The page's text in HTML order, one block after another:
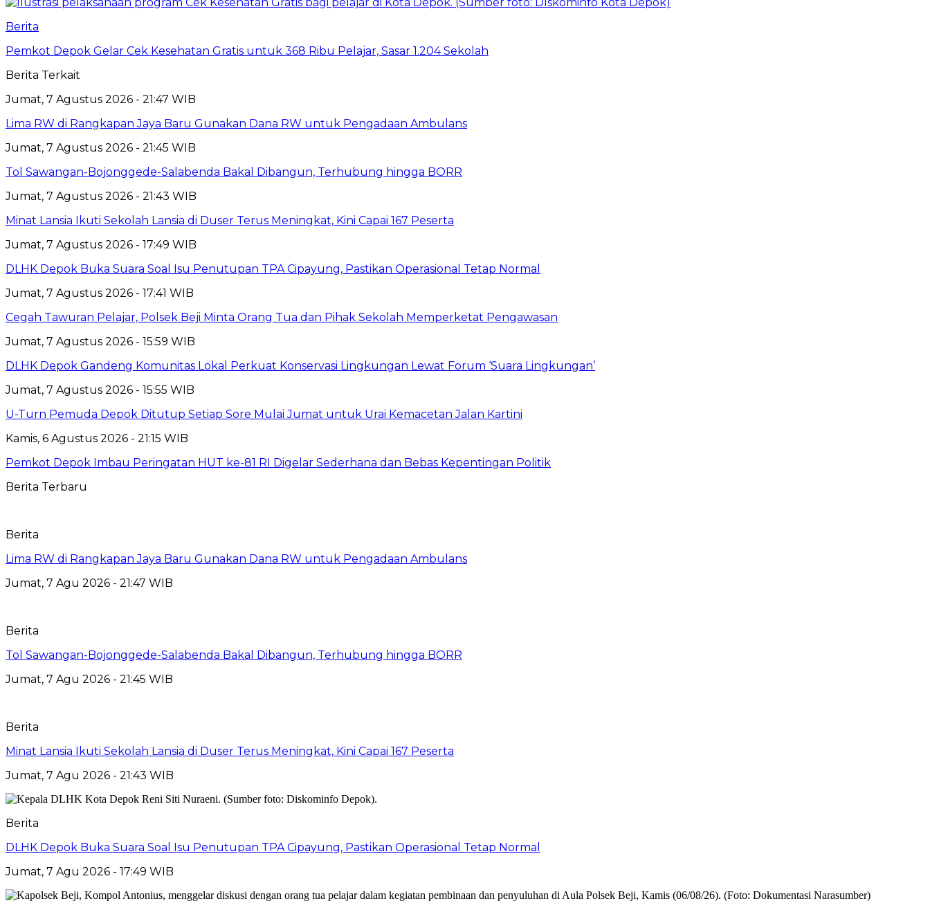
Berita
Pemkot Depok Gelar Cek Kesehatan Gratis untuk 368 Ribu Pelajar, Sasar 1.204 Sekolah
Berita Terkait
Jumat, 7 Agustus 2026 - 21:47 WIB
Lima RW di Rangkapan Jaya Baru Gunakan Dana RW untuk Pengadaan Ambulans
Jumat, 7 Agustus 2026 - 21:45 WIB
Tol Sawangan-Bojonggede-Salabenda Bakal Dibangun, Terhubung hingga BORR
Jumat, 7 Agustus 2026 - 21:43 WIB
Minat Lansia Ikuti Sekolah Lansia di Duser Terus Meningkat, Kini Capai 167 Peserta
Jumat, 7 Agustus 2026 - 17:49 WIB
DLHK Depok Buka Suara Soal Isu Penutupan TPA Cipayung, Pastikan Operasional Tetap Normal
Jumat, 7 Agustus 2026 - 17:41 WIB
Cegah Tawuran Pelajar, Polsek Beji Minta Orang Tua dan Pihak Sekolah Memperketat Pengawasan
Jumat, 7 Agustus 2026 - 15:59 WIB
DLHK Depok Gandeng Komunitas Lokal Perkuat Konservasi Lingkungan Lewat Forum ‘Suara Lingkungan’
Jumat, 7 Agustus 2026 - 15:55 WIB
U-Turn Pemuda Depok Ditutup Setiap Sore Mulai Jumat untuk Urai Kemacetan Jalan Kartini
Kamis, 6 Agustus 2026 - 21:15 WIB
Pemkot Depok Imbau Peringatan HUT ke-81 RI Digelar Sederhana dan Bebas Kepentingan Politik
Berita Terbaru
Berita
Lima RW di Rangkapan Jaya Baru Gunakan Dana RW untuk Pengadaan Ambulans
Jumat, 7 Agu 2026 - 21:47 WIB
Berita
Tol Sawangan-Bojonggede-Salabenda Bakal Dibangun, Terhubung hingga BORR
Jumat, 7 Agu 2026 - 21:45 WIB
Berita
Minat Lansia Ikuti Sekolah Lansia di Duser Terus Meningkat, Kini Capai 167 Peserta
Jumat, 7 Agu 2026 - 21:43 WIB
Berita
DLHK Depok Buka Suara Soal Isu Penutupan TPA Cipayung, Pastikan Operasional Tetap Normal
Jumat, 7 Agu 2026 - 17:49 WIB